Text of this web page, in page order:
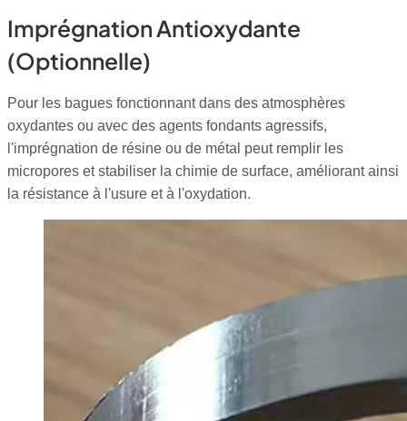
Imprégnation Antioxydante
(optionnelle)
Pour les bagues fonctionnant dans des atmosphères
oxydantes ou avec des agents fondants agressifs,
l'imprégnation de résine ou de métal peut remplir les
micropores et stabiliser la chimie de surface, améliorant ainsi
la résistance à l'usure et à l'oxydation.